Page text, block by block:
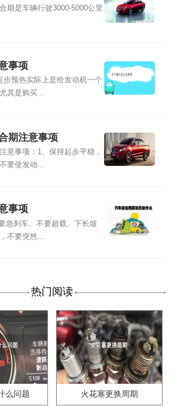
期是车辆行驶3000-5000公里
事项
步预热实际上是给发动机一个
其是购买...
期注意事项
意事项：1、保持起步平稳，
要使发动...
事项
急刹车、不要超载、下长坡
不要突然...
热门阅读
么问题 火花塞更换周期